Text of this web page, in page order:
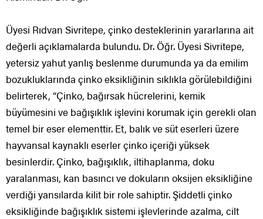
Üyesi Rıdvan Sivritepe, çinko desteklerinin yararlarına ait
değerli açıklamalarda bulundu. Dr. Öğr. Üyesi Sivritepe,
yetersiz yahut yanlış beslenme durumunda ya da emilim
bozukluklarında çinko eksikliğinin sıklıkla görülebildiğini
belirterek, “Çinko, bağırsak hücrelerini, kemik
büyümesini ve bağışıklık işlevini korumak için gerekli olan
temel bir eser elementtir. Et, balık ve süt eserleri üzere
hayvansal kaynaklı eserler çinko içeriği yüksek
besinlerdir. Çinko, bağışıklık, iltihaplanma, doku
yaralanması, kan basıncı ve dokuların oksijen eksikliğine
verdiği yansılarda kilit bir role sahiptir. Şiddetli çinko
eksikliğinde bağışıklık sistemi işlevlerinde azalma, cilt